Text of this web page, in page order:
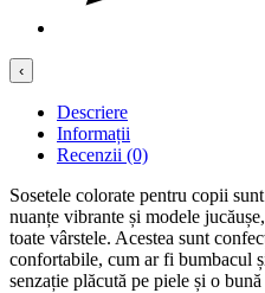
‹
Descriere
Informații
Recenzii (0)
Sosetele colorate pentru copii
nuanțe vibrante și modele
toate vârstele. Acestea sunt
confortabile, cum ar fi bumbacul
senzație plăcută pe piele și o